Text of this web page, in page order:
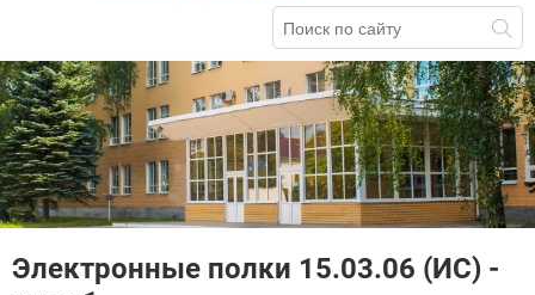
Электронные полки 15.03.06 (ИС) -